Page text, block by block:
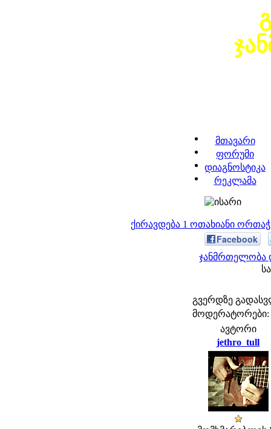
მთავარი
ფორუმი
დიაგნოსტიკა
რეკლამა
ქირავდება 1 ოთახიანი
Facebook
ჯანმრთელობა
გვერდზე
მოდერატორები:
ავტორი
jethro_tull